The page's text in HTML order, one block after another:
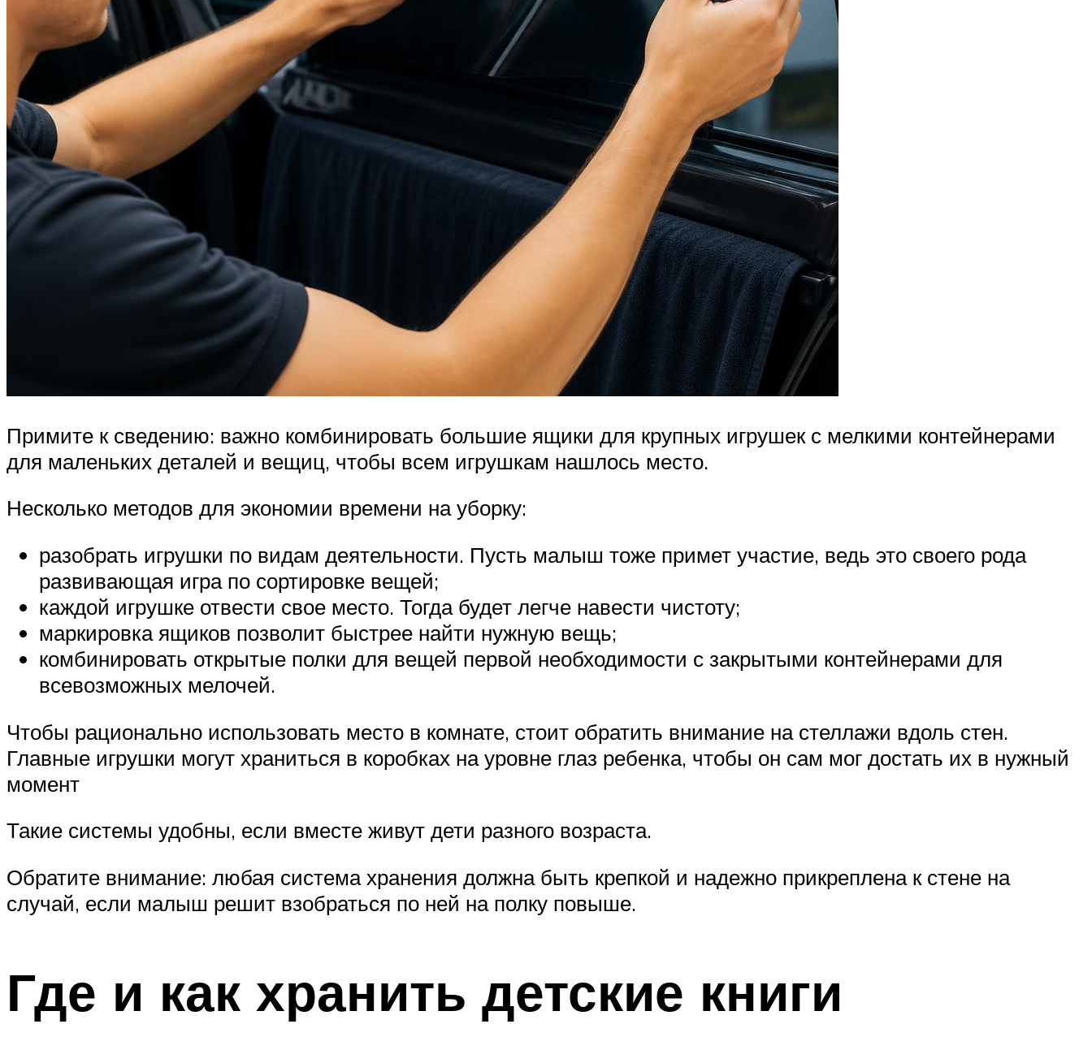
Примите к сведению: важно комбинировать большие ящики для крупных игрушек с мелкими контейнерами
для маленьких деталей и вещиц, чтобы всем игрушкам нашлось место.
Несколько методов для экономии времени на уборку:
разобрать игрушки по видам деятельности. Пусть малыш тоже примет участие, ведь это своего рода
развивающая игра по сортировке вещей;
каждой игрушке отвести свое место. Тогда будет легче навести чистоту;
маркировка ящиков позволит быстрее найти нужную вещь;
комбинировать открытые полки для вещей первой необходимости с закрытыми контейнерами для
всевозможных мелочей.
Чтобы рационально использовать место в комнате, стоит обратить внимание на стеллажи вдоль стен.
Главные игрушки могут храниться в коробках на уровне глаз ребенка, чтобы он сам мог достать их в нужный
момент
Такие системы удобны, если вместе живут дети разного возраста.
Обратите внимание: любая система хранения должна быть крепкой и надежно прикреплена к стене на
случай, если малыш решит взобраться по ней на полку повыше.
Где и как хранить детские книги